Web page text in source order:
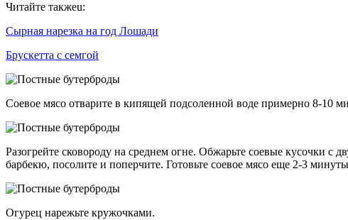
Читайте такжеu:
Сырная нарезка на год Лошади
Брускетта с семгой
Соевое мясо отварите в кипящей подсоленной воде примерно 8-10
Разогрейте сковороду на среднем огне. Обжарьте соевые кусочки
барбекю, посолите и поперчите. Готовьте соевое мясо еще 2-3
Огурец нарежьте кружочками.